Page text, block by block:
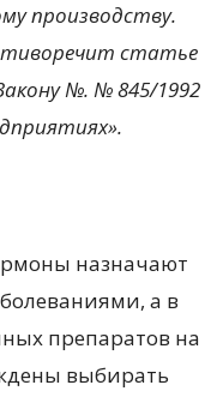
производству.
статье
№. № 845/1992
назначают
а в
препаратов на
выбирать